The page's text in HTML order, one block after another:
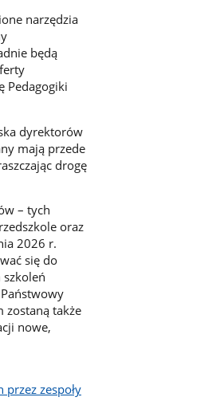
narzędzia
będą
Pedagogiki
dyrektorów
mają przede
drogę
– tych
oraz
2026 r.
się do
szkoleń
zostaną także
nowe,
zespoły